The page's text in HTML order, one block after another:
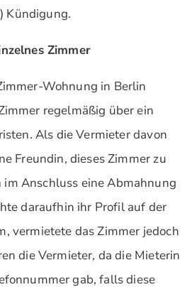
Kündigung.
Zimmer
Wohnung in Berlin
regelmäßig über ein
Als die Vermieter davon
Freundin, dieses Zimmer zu
im Anschluss eine Abmahnung
daraufhin ihr Profil auf der
vermietete das Zimmer jedoch
die Vermieter, da die Mieterin
gab, falls diese